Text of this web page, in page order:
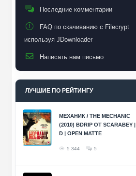
Последние комментарии
FAQ по скачиванию с Filecrypt
используя JDownloader
Написать нам письмо
ЛУЧШИЕ ПО РЕЙТИНГУ
МЕХАНИК / THE MECHANIC
(2010) BDRIP ОТ SCARABEY |
D | OPEN MATTE
5 344 5